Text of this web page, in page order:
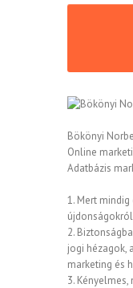
Bökönyi
Online
Adatbázis
1. Mert
2.
jogi hézagok,
marketing és
3.